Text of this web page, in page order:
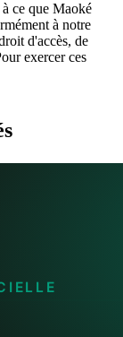
ce que Maoké
à notre
d'accès, de
exercer ces